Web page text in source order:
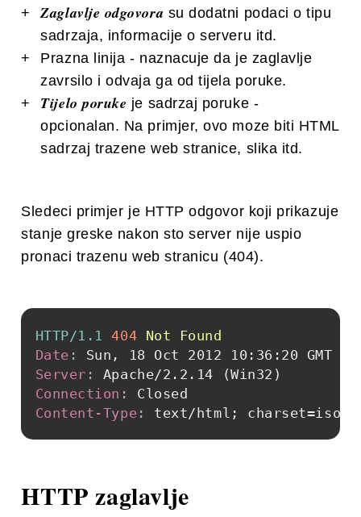
Zaglavlje odgovora su dodatni podaci o tipu
sadrzaja, informacije o serveru itd.
Prazna linija - naznacuje da je zaglavlje
zavrsilo i odvaja ga od tijela poruke.
Tijelo poruke je sadrzaj poruke -
opcionalan. Na primjer, ovo moze biti HTML
sadrzaj trazene web stranice, slika itd.
Sledeci primjer je HTTP odgovor koji prikazuje
stanje greske nakon sto server nije uspio
pronaci trazenu web stranicu (404).
HTTP/1.1 404
Not Found
Date :
Sun, 18 Oct 2012 10:36:20 GMT
Server :
Apache/2.2.14 (Win32)
Connection :
Closed
Content-Type : text/html; charset=iso-
HTTP zaglavlje